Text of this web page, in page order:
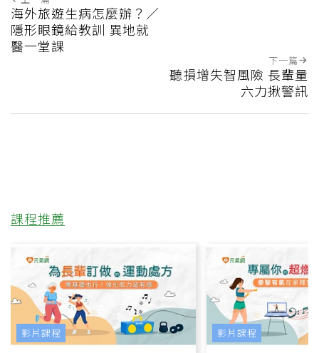
海外旅遊生病怎麼辦？／
隱形眼鏡給教訓 異地就
醫一堂課
下一篇
聽損增失智風險 長輩量
六力揪警訊
課程推薦
影片課程 影片課程